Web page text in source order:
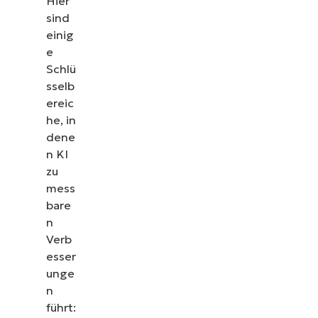
sind
einig
e
Schlü
sselb
ereic
he, in
dene
n KI
zu
mess
bare
n
Verb
esser
unge
n
führt: